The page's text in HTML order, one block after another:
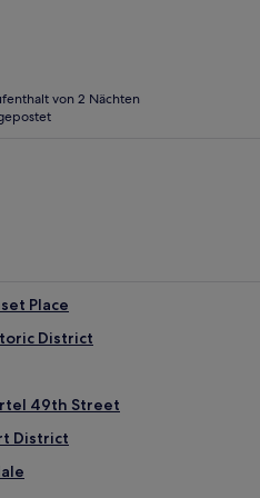
von 2 Nächten
Place
District
49th Street
District